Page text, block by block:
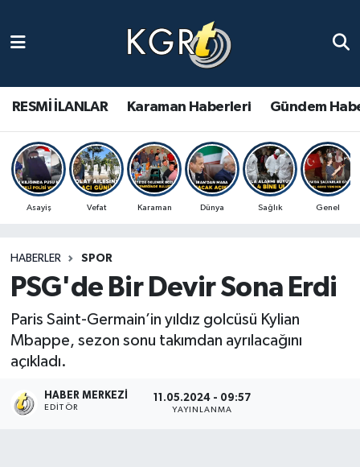
RESMİ İLANLAR Karaman Haberleri Gündem
Asayiş Vefat Karaman Dünya Sağlık Genel
HABERLER SPOR
PSG'de Bir Devir Sona Erdi
Paris Saint-Germain’in yıldız golcüsü Kylian
Mbappe, sezon sonu takımdan ayrılacağını
açıkladı.
HABER MERKEZI
EDITÖR
11.05.2024 - 09:57
YAYINLANMA
Gündem Haberleri
Güncel Haberler
Spor Haberleri
Ulusal Haberler